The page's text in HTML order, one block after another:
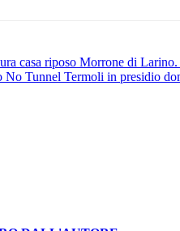
casa riposo Morrone di
No Tunnel Termoli in presidio